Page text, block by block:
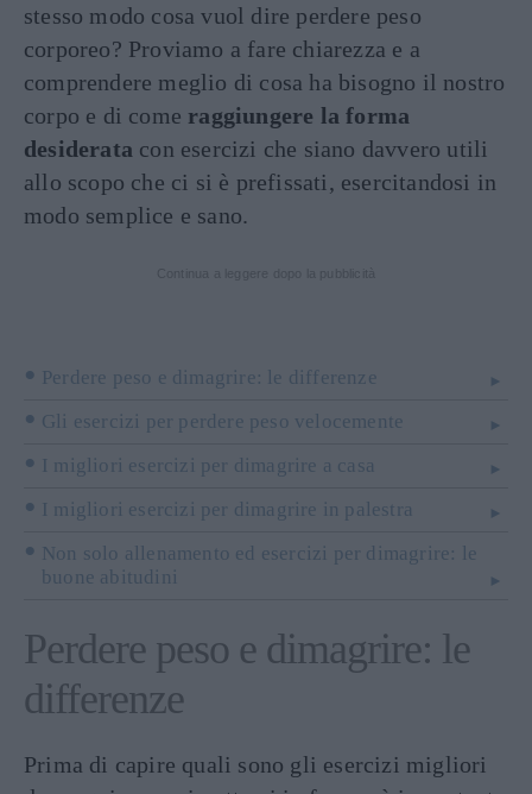
stesso modo cosa vuol dire perdere peso
corporeo? Proviamo a fare chiarezza e a
comprendere meglio di cosa ha bisogno il nostro
corpo e di come raggiungere la forma
desiderata con esercizi che siano davvero utili
allo scopo che ci si è prefissati, esercitandosi in
modo semplice e sano.
Perdere peso e dimagrire: le differenze
Gli esercizi per perdere peso velocemente
I migliori esercizi per dimagrire a casa
I migliori esercizi per dimagrire in palestra
Non solo allenamento ed esercizi per dimagrire: le
buone abitudini
Perdere peso e dimagrire: le
differenze
Prima di capire quali sono gli esercizi migliori